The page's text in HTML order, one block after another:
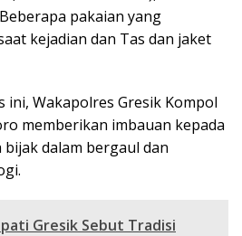
pakaian yang
kejadian dan Tas dan jaket
ini, Wakapolres Gresik Kompol
memberikan imbauan kepada
dalam bergaul dan
Gresik Sebut Tradisi